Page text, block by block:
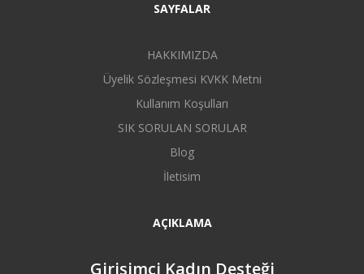
SAYFALAR
HAKKIMIZDA
Üyelik Sözleşmesi KVKK Metni
Kullanım Koşulları
SIK SORULAN SORULAR
Blog
İletisim
AÇIKLAMA
Girişimci Kadın Desteği